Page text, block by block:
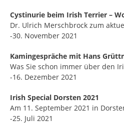
Cystinurie beim Irish Terrier –
Dr. Ulrich Merschbrock zum
-30. November 2021
Kamingespräche mit Hans
Was Sie schon immer über den
-16. Dezember 2021
Irish Special Dorsten 2021
Am 11. September 2021 in
-25. Juli 2021